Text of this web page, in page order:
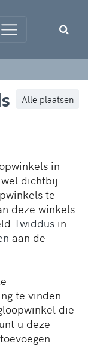
Alle plaatsen
in
dichtbij
te
deze winkels
Twiddus in
aan de
te vinden
die
u deze